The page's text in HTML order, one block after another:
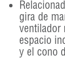
gira de
ventilador
espacio
y el cono